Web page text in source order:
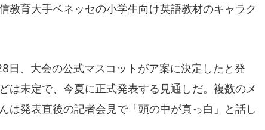
教育大手ベネッセの小学生向け英語教材のキャラク
、大会の公式マスコットがア案に決定したと発
は未定で、今夏に正式発表する見通しだ。複数のメ
は発表直後の記者会見で「頭の中が真っ白」と話し